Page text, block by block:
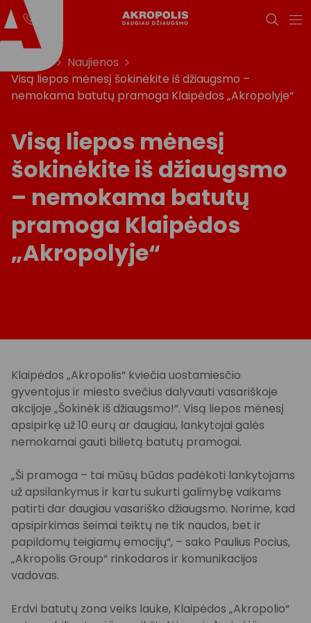
Naujienos
Visą liepos mėnesį šokinėkite iš džiaugsmo –
nemokama batutų pramoga Klaipėdos „Akropolyje“
Visą liepos mėnesį
šokinėkite iš džiaugsmo
– nemokama batutų
pramoga Klaipėdos
„Akropolyje“
Klaipėdos „Akropolis“ kviečia uostamiesčio
gyventojus ir miesto svečius dalyvauti vasariškoje
akcijoje „Šokinėk iš džiaugsmo!“. Visą liepos mėnesį
apsipirkę už 10 eurų ar daugiau, lankytojai galės
nemokamai gauti bilietą batutų pramogai.
„Ši pramoga – tai mūsų būdas padėkoti lankytojams
už apsilankymus ir kartu sukurti galimybę vaikams
patirti dar daugiau vasariško džiaugsmo. Norime, kad
apsipirkimas šeimai teiktų ne tik naudos, bet ir
papildomų teigiamų emocijų“, – sako Paulius Pocius,
„Akropolis Group“ rinkodaros ir komunikacijos
vadovas.
Erdvi batutų zona veiks lauke, Klaipėdos „Akropolio“